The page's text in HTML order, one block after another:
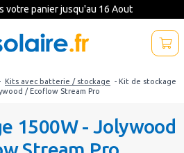
votre panier jusqu'au 16 Aout
Kits avec batterie / stockage - Kit de stockage
/ Ecoflow Stream Pro
1500W - Jolywood